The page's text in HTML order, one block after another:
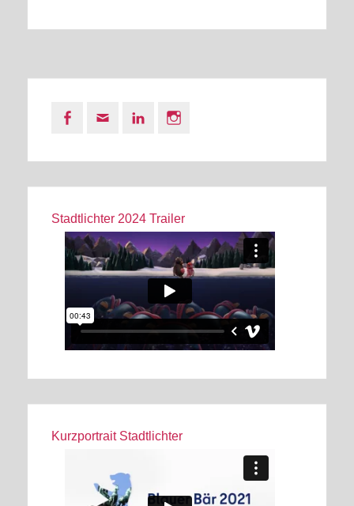
Facebook
Email LinkedIn
Stadtlichter 2024 Trailer
Kurzportrait Stadtlichter